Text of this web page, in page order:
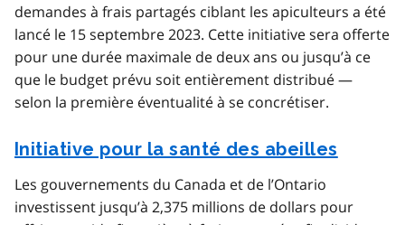
demandes à frais partagés ciblant les apiculteurs a été
lancé le 15 septembre 2023. Cette initiative sera offerte
pour une durée maximale de deux ans ou jusqu’à ce
que le budget prévu soit entièrement distribué —
selon la première éventualité à se concrétiser.
Initiative pour la santé des abeilles
Les gouvernements du Canada et de l’Ontario
investissent jusqu’à 2,375 millions de dollars pour